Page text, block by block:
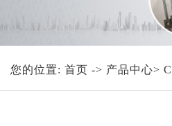
您的位置: 首页 -> 产品中心>